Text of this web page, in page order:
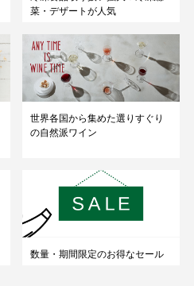
菜・デザートが人気
世界各国から集めた選りすぐり
の自然派ワイン
数量・期間限定のお得なセール